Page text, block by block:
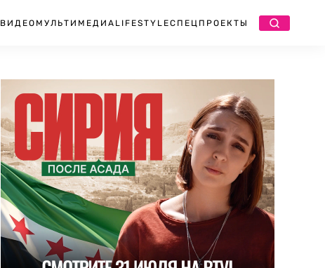
ВИДЕО МУЛЬТИМЕДИА LIFESTYLEСПЕЦПРОЕКТЫ